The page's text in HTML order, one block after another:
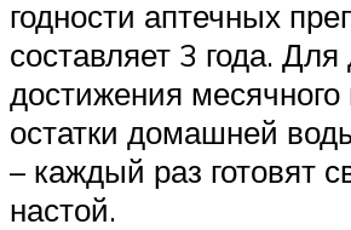
годности аптечных
составляет 3 года.
достижения месячного
остатки домашней
– каждый раз готовят
настой.